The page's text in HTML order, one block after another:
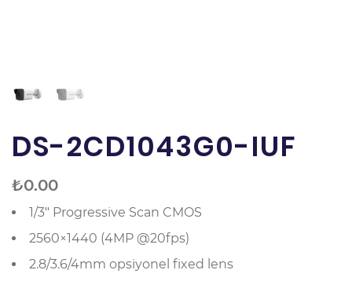
DS-2CD1043G0-IUF
₺0.00
1/3″ Progressive Scan CMOS
2560×1440 (4MP @20fps)
2.8/3.6/4mm opsiyonel fixed lens